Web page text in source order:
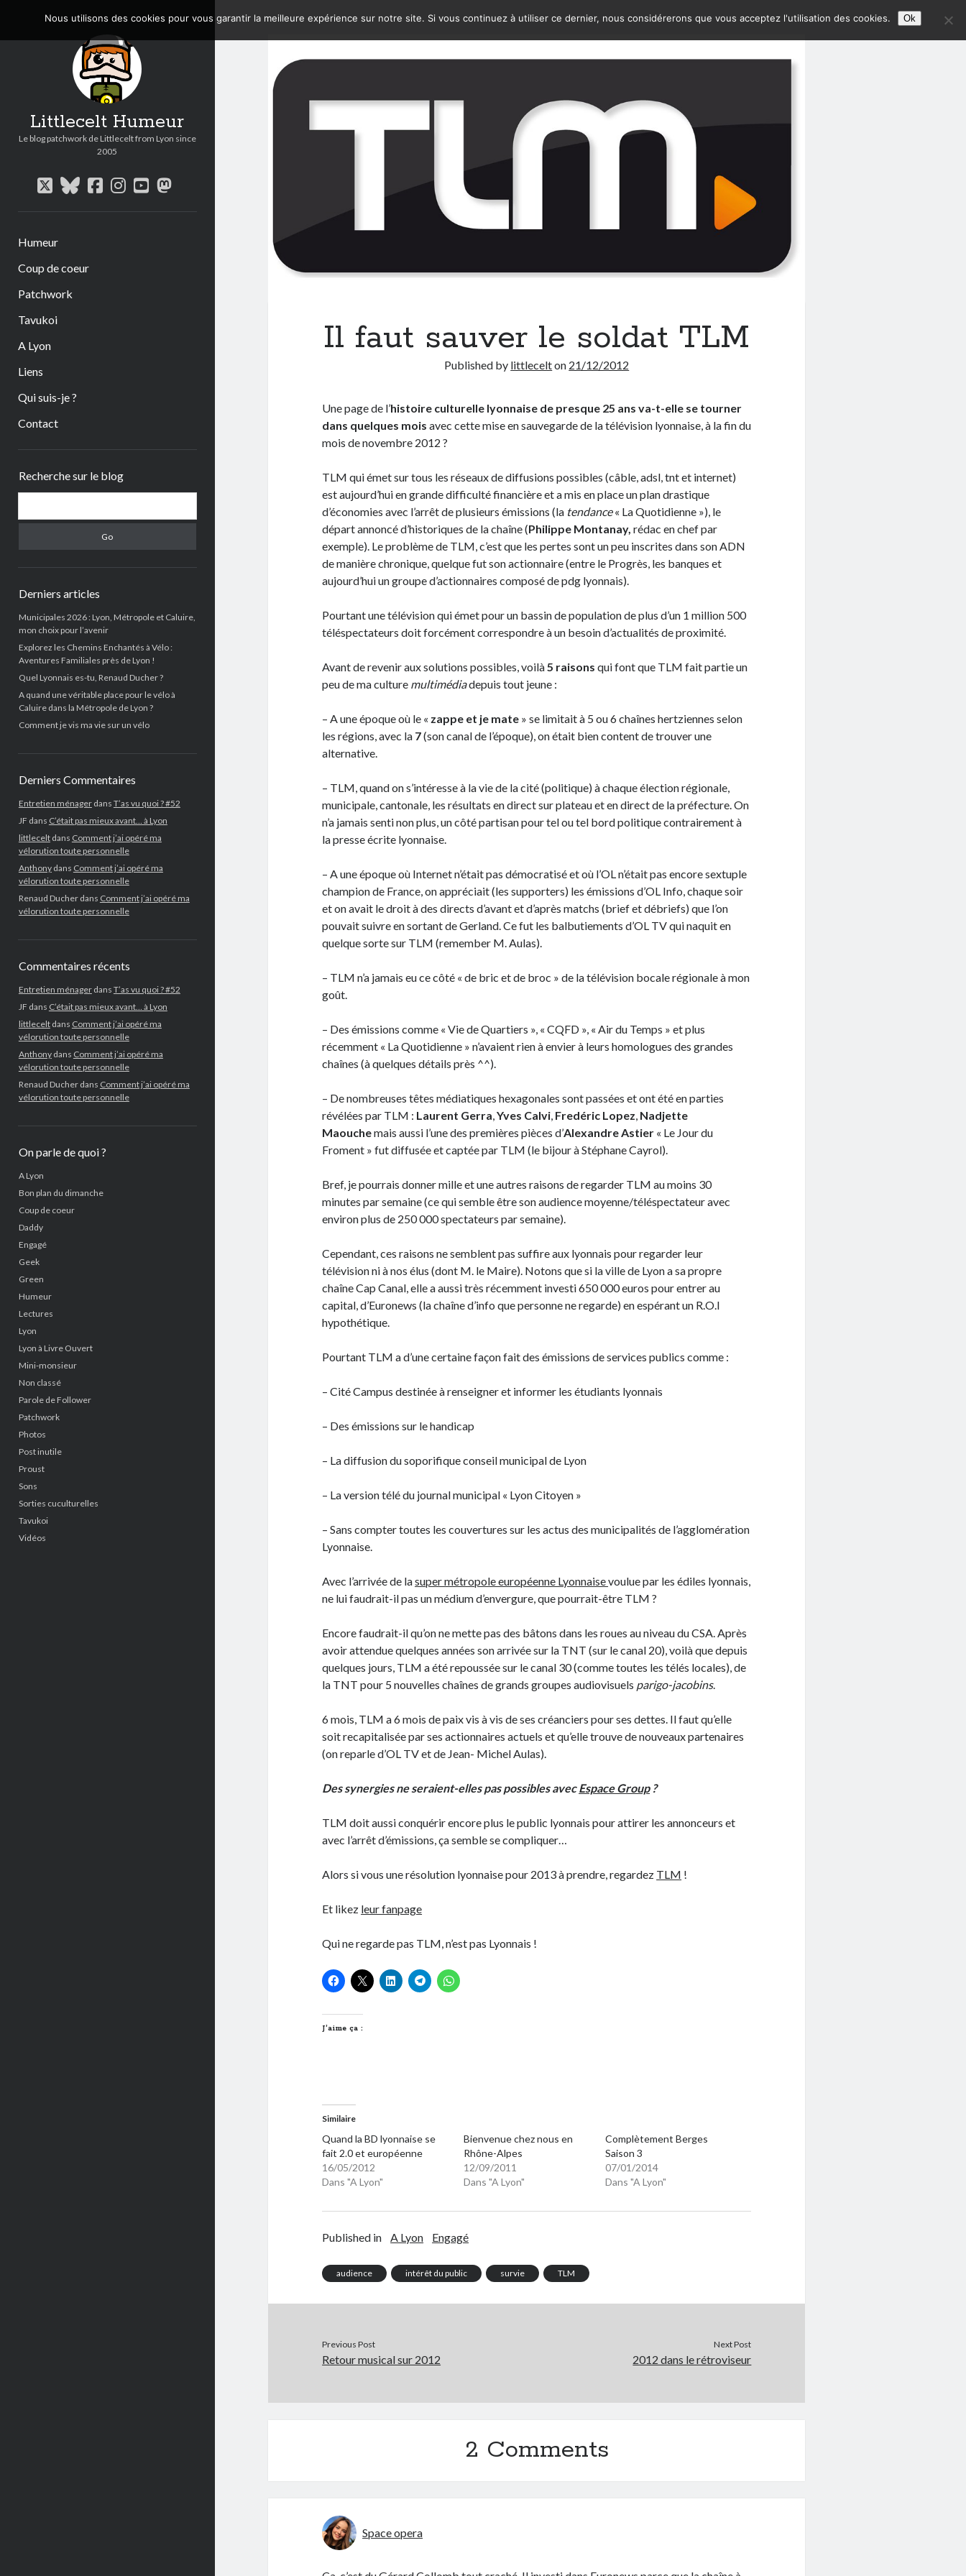
Littlecelt Humeur
Le blog patchwork de Littlecelt from Lyon since
2005
twitterbluesky
facebook
instagram
youtube
mastodon
Humeur
Coup de coeur
Patchwork
Tavukoi
A Lyon
Liens
Qui suis-je ?
Contact
Recherche sur le blog
Derniers articles
Municipales 2026 : Lyon, Métropole et Caluire,
mon choix pour l’avenir
Explorez les Chemins Enchantés à Vélo :
Aventures Familiales près de Lyon !
Quel Lyonnais es-tu, Renaud Ducher ?
A quand une véritable place pour le vélo à
Caluire dans la Métropole de Lyon ?
Comment je vis ma vie sur un vélo
Derniers Commentaires
Entretien ménagerdans T’as vu quoi ? #52
JF dans C’était pas mieux avant… à Lyon
littleceltdans Comment j’ai opéré ma
vélorution toute personnelle
Anthonydans Comment j’ai opéré ma
vélorution toute personnelle
Renaud Ducherdans Comment j’ai opéré ma
vélorution toute personnelle
Commentaires récents
Entretien ménagerdans T’as vu quoi ? #52
JF dans C’était pas mieux avant… à Lyon
littleceltdans Comment j’ai opéré ma
vélorution toute personnelle
Anthonydans Comment j’ai opéré ma
vélorution toute personnelle
Renaud Ducherdans Comment j’ai opéré ma
vélorution toute personnelle
On parle de quoi ?
A Lyon
Bon plan du dimanche
Coup de coeur
Daddy
Engagé
Geek
Green
Humeur
Lectures
Lyon
Lyon à Livre Ouvert
Mini-monsieur
Non classé
Parole de Follower
Patchwork
Photos
Post inutile
Proust
Sons
Sorties cuculturelles
Tavukoi
Vidéos
Il faut sauver le soldat TLM
Published by littlecelton 21/12/2012
Une page de l’histoire culturelle lyonnaise de presque 25 ans va-t-elle se tourner
dans quelques mois avec cette mise en sauvegarde de la télévision lyonnaise, à la fin du
mois de novembre 2012 ?
TLM qui émet sur tous les réseaux de diffusions possibles (câble, adsl, tnt et internet)
est aujourd’hui en grande difficulté financière et a mis en place un plan drastique
d’économies avec l’arrêt de plusieurs émissions (la tendance« La Quotidienne »), le
départ annoncé d’historiques de la chaîne (Philippe Montanay,rédac en chef par
exemple). Le problème de TLM, c’est que les pertes sont un peu inscrites dans son ADN
de manière chronique, quelque fut son actionnaire (entre le Progrès, les banques et
aujourd’hui un groupe d’actionnaires composé de pdg lyonnais).
Pourtant une télévision qui émet pour un bassin de population de plus d’un 1 million 500
téléspectateurs doit forcément correspondre à un besoin d’actualités de proximité.
Avant de revenir aux solutions possibles, voilà5 raisons qui font que TLM fait partie un
peu de ma culture multimédiadepuis tout jeune :
– A une époque où le « zappe et je mate » se limitait à 5 ou 6 chaînes hertziennes selon
les régions, avec la 7(son canal de l’époque), on était bien content de trouver une
alternative.
– TLM, quand on s’intéresse à la vie de la cité (politique) à chaque élection régionale,
municipale, cantonale, les résultats en direct sur plateau et en direct de la préfecture. On
n’a jamais senti non plus, un côté partisan pour tel ou tel bord politique contrairement à
la presse écrite lyonnaise.
– A une époque où Internet n’était pas démocratisé et où l’OL n’était pas encore sextuple
champion de France, on appréciait (les supporters) les émissions d’OL Info, chaque soir
et on avait le droit à des directs d’avant et d’après matchs (brief et débriefs) que l’on
pouvait suivre en sortant de Gerland. Ce fut les balbutiements d’OL TV qui naquit en
quelque sorte sur TLM (remember M. Aulas).
– TLM n’a jamais eu ce côté « de bric et de broc » de la télévision bocale régionale à mon
goût.
– Des émissions comme « Vie de Quartiers », « CQFD », « Air du Temps » et plus
récemment « La Quotidienne » n’avaient rien à envier à leurs homologues des grandes
chaînes (à quelques détails près ^^).
– De nombreuses têtes médiatiques hexagonales sont passées et ont été en parties
révélées par TLM : Laurent Gerra,Yves Calvi, Fredéric Lopez, Nadjette
Maouchemais aussi l’une des premières pièces d’Alexandre Astier « Le Jour du
Froment » fut diffusée et captée par TLM (le bijour à Stéphane Cayrol).
Bref, je pourrais donner mille et une autres raisons de regarder TLM au moins 30
minutes par semaine (ce qui semble être son audience moyenne/téléspectateur avec
environ plus de 250 000 spectateurs par semaine).
Cependant, ces raisons ne semblent pas suffire aux lyonnais pour regarder leur
télévision ni à nos élus (dont M. le Maire). Notons que si la ville de Lyon a sa propre
chaîne Cap Canal, elle a aussi très récemment investi 650 000 euros pour entrer au
capital, d’Euronews (la chaîne d’info que personne ne regarde) en espérant un R.O.I
hypothétique.
Pourtant TLM a d’une certaine façon fait des émissions de services publics comme :
– Cité Campus destinée à renseigner et informer les étudiants lyonnais
– Des émissions sur le handicap
– La diffusion du soporifique conseil municipal de Lyon
– La version télé du journal municipal « Lyon Citoyen »
– Sans compter toutes les couvertures sur les actus des municipalités de l’agglomération
Lyonnaise.
Avec l’arrivée de lasuper métropole européenne Lyonnaisevoulue par les édiles lyonnais,
ne lui faudrait-il pas un médium d’envergure, que pourrait-être TLM ?
Encore faudrait-il qu’on ne mette pas des bâtons dans les roues au niveau du CSA. Après
avoir attendue quelques années son arrivée sur la TNT (sur le canal 20), voilà que depuis
quelques jours, TLM a été repoussée sur le canal 30 (comme toutes les télés locales), de
la TNT pour 5 nouvelles chaînes de grands groupes audiovisuels parigo-jacobins.
6 mois, TLM a 6 mois de paix vis à vis de ses créanciers pour ses dettes. Il faut qu’elle
soit recapitalisée par ses actionnaires actuels et qu’elle trouve de nouveaux partenaires
(on reparle d’OL TV et de Jean- Michel Aulas).
Des synergies ne seraient-elles pas possibles avecEspace Group?
TLM doit aussi conquérir encore plus le public lyonnais pour attirer les annonceurs et
avec l’arrêt d’émissions, ça semble se compliquer…
Alors si vous une résolution lyonnaise pour 2013 à prendre, regardez TLM !
Et likez leur fanpage
Qui ne regarde pas TLM, n’est pas Lyonnais !
J’aime ça :
Similaire
Quand la BD lyonnaise se
fait 2.0 et européenne
16/05/2012
Dans "A Lyon"
Bienvenue chez nous en
Rhône-Alpes
12/09/2011
Dans "A Lyon"
Complètement Berges
Saison 3
07/01/2014
Dans "A Lyon"
Published in A Lyon Engagé
audience intérêt du public survie TLM
Previous Post
Retour musical sur 2012
Next Post
2012 dans le rétroviseur
2 Comments
Space opera
Nous utilisons des cookies pour vous garantir la meilleure expérience sur notre site. Si vous continuez à utiliser ce dernier, nous considérerons que vous acceptez l'utilisation des cookies. Ok